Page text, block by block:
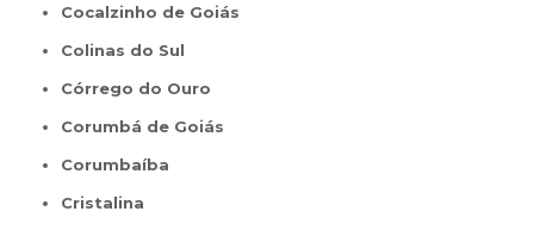
Cocalzinho de Goiás
Colinas do Sul
Córrego do Ouro
Corumbá de Goiás
Corumbaíba
Cristalina